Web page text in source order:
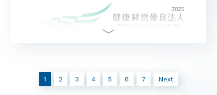
良法人2025（中小規模法人部門）」
に認定されました。
弊社の健康経営への積極的な取り組みが評価され、初申
1 2 3 4 5 6 7 Next